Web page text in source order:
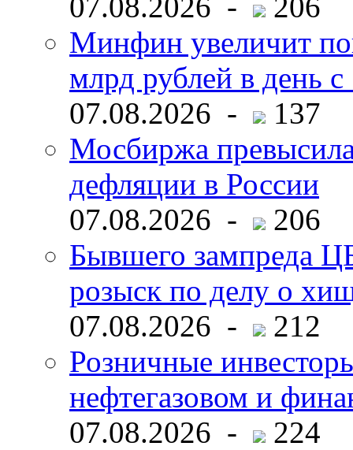
Минфин увеличит
млрд рублей в день с
07.08.2026 -
137
Мосбиржа
дефляции в России
07.08.2026 -
206
Бывшего зампреда
розыск по делу о
07.08.2026 -
212
Розничные
нефтегазовом и
07.08.2026 -
224